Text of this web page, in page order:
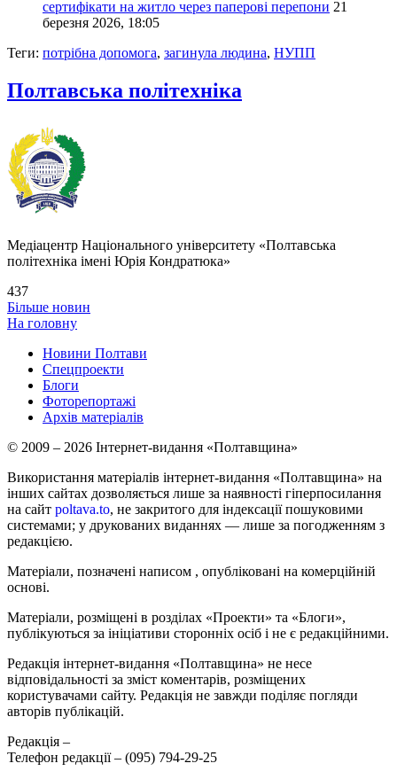
сертифікати на житло через паперові перепони 21
березня 2026, 18:05
Теги: потрібна допомога, загинула людина, НУПП
Полтавська політехніка
Медіацентр Національного університету «Полтавська
політехніка імені Юрія Кондратюка»
437
Більше новин
На головну
Новини Полтави
Спецпроекти
Блоги
Фоторепортажі
Архів матеріалів
© 2009 – 2026 Інтернет-видання «Полтавщина»
Використання матеріалів інтернет-видання «Полтавщина» на
інших сайтах дозволяється лише за наявності гіперпосилання
на сайт poltava.to, не закритого для індексації пошуковими
системами; у друкованих виданнях — лише за погодженням з
редакцією.
Матеріали, позначені написом , опубліковані на комерційній
основі.
Матеріали, розміщені в розділах «Проекти» та «Блоги»,
публікуються за ініціативи сторонніх осіб і не є редакційними.
Редакція інтернет-видання «Полтавщина» не несе
відповідальності за зміст коментарів, розміщених
користувачами сайту. Редакція не завжди поділяє погляди
авторів публікацій.
Редакція –
Телефон редакції – (095) 794-29-25